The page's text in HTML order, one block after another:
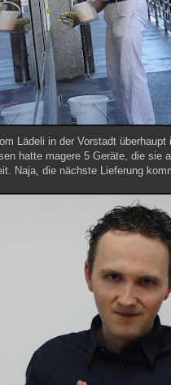
Lädeli in der Vorstadt
hatte magere 5 Geräte, die sie
Naja, die nächste Lieferung